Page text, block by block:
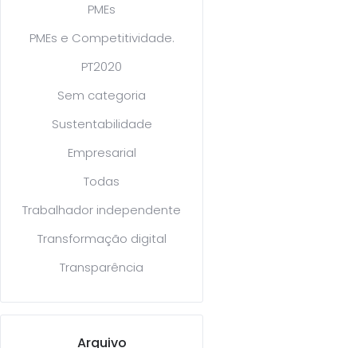
PMEs
PMEs e Competitividade.
PT2020
Sem categoria
Sustentabilidade
Empresarial
Todas
Trabalhador independente
Transformação digital
Transparência
Arquivo